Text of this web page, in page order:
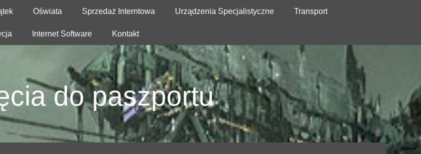
Oświata Sprzedaż Interntowa Urządzenia Specjalistyczne Transport
Internet Software Kontakt
do paszportu